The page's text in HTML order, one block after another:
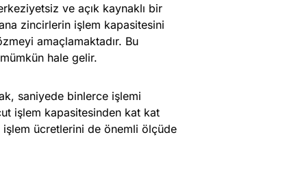
ve açık kaynaklı bir
zincirlerin işlem kapasitesini
amaçlamaktadır. Bu
hale gelir.
saniyede binlerce işlemi
işlem kapasitesinden kat kat
işlem ücretlerini de önemli ölçüde